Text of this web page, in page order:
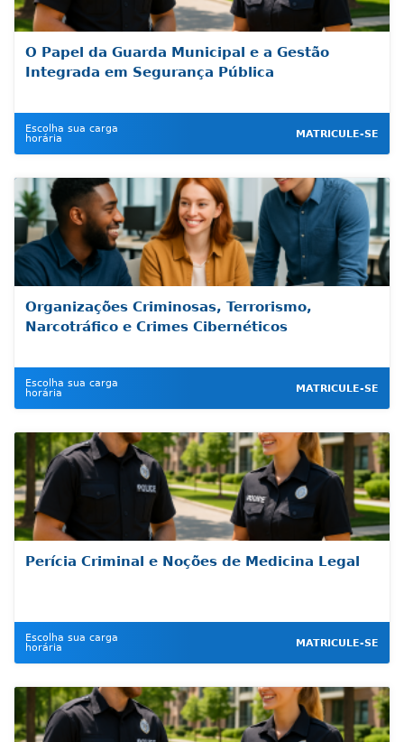
O Papel da Guarda Municipal e a Gestão
Integrada em Segurança Pública
Escolha sua carga
horária
MATRICULE-SE
Organizações Criminosas, Terrorismo,
Narcotráfico e Crimes Cibernéticos
Escolha sua carga
horária
MATRICULE-SE
Perícia Criminal e Noções de Medicina Legal
Escolha sua carga
horária
MATRICULE-SE